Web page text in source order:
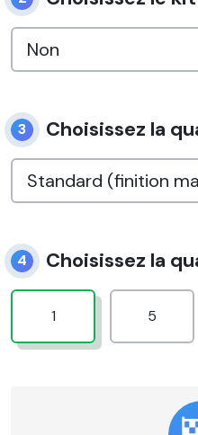
3 Choisissez la
4 Choisissez la
1 5